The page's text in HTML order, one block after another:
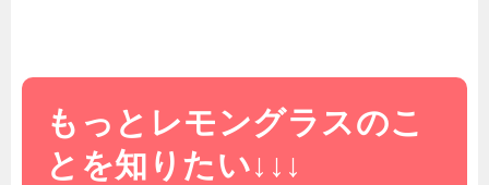
もっとレモングラスのこ
とを知りたい↓↓↓